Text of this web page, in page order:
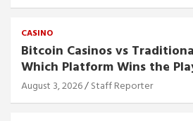
CASINO
Bitcoin Casinos vs
Which Platform Wins the
August 3, 2026 Staff Reporter